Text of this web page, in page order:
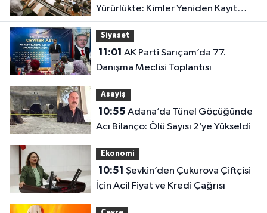
Yürürlükte: Kimler Yeniden Kayıt
Yaptırabilecek?
Siyaset
11:01
Danışma Meclisi Toplantısı
Asayiş
10:55
Acı Bilanço: Ölü Sayısı 2’ye Yükseldi
Ekonomi
10:51
İçin Acil Fiyat ve Kredi Çağrısı